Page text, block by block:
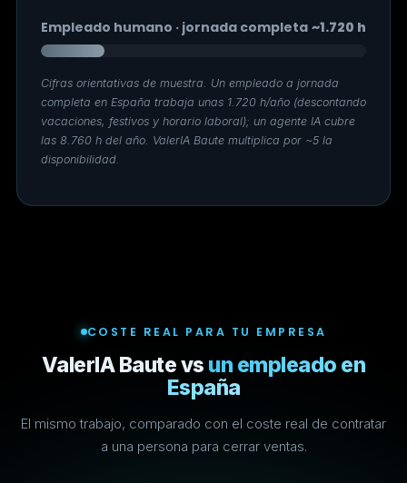
Empleado humano · jornada completa ~1.720 h
Cifras orientativas de muestra. Un empleado a jornada
completa en España trabaja unas 1.720 h/año (descontando
vacaciones, festivos y horario laboral); un agente IA cubre
las 8.760 h del año. ValerIA Baute multiplica por ~5 la
disponibilidad.
COSTE REAL PARA TU EMPRESA
ValerIA Baute vs un empleado en
España
El mismo trabajo, comparado con el coste real de contratar
a una persona para cerrar ventas.